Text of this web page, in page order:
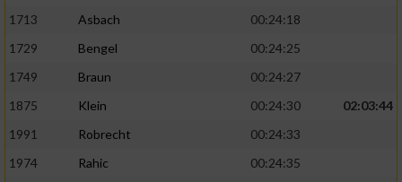
1713
Asbach
00:24:18
1729
Bengel
00:24:25
1749
Braun
00:24:27
1875
Klein 00:24:30
02:03:44
1991
Robrecht
00:24:33
1974
Rahic 00:24:35